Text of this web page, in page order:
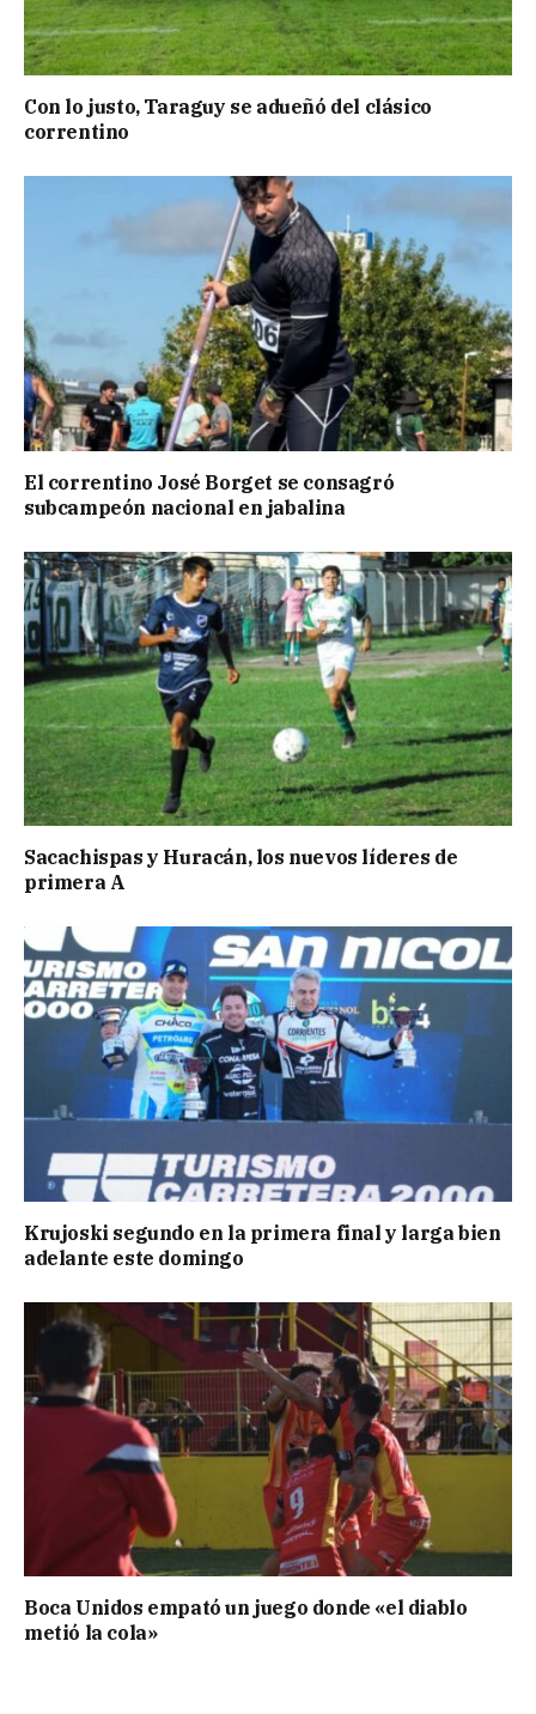
Con lo justo, Taraguy se adueñó del clásico
correntino
El correntino José Borget se consagró
subcampeón nacional en jabalina
Sacachispas y Huracán, los nuevos líderes de
primera A
Krujoski segundo en la primera final y larga bien
adelante este domingo
Boca Unidos empató un juego donde «el diablo
metió la cola»